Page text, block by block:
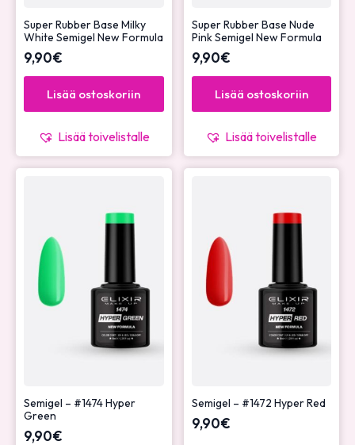
Super Rubber Base Milky
White Semigel New Formula
9,90€
Lisää ostoskoriin
Lisää toivelistalle
Super Rubber Base Nude
Pink Semigel New Formula
9,90€
Lisää ostoskoriin
Lisää toivelistalle
Semigel – #1474 Hyper
Green
9,90€
Semigel – #1472 Hyper Red
9,90€